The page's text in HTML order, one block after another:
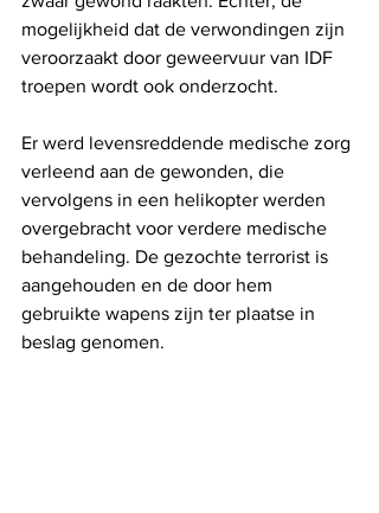
mogelijkheid dat de verwondingen zijn
veroorzaakt door geweervuur van IDF
troepen wordt ook onderzocht.
Er werd levensreddende medische zorg
verleend aan de gewonden, die
vervolgens in een helikopter werden
overgebracht voor verdere medische
behandeling. De gezochte terrorist is
aangehouden en de door hem
gebruikte wapens zijn ter plaatse in
beslag genomen.